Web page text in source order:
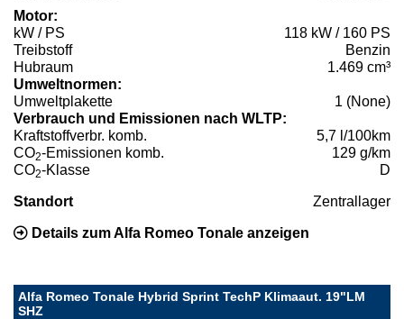
Motor:
kW / PS
118 kW / 160 PS
Treibstoff
Benzin
Hubraum
1.469 cm³
Umweltnormen:
Umweltplakette
1 (None)
Verbrauch und Emissionen nach WLTP:
Kraftstoffverbr. komb.
5,7 l/100km
CO2-Emissionen komb.
129 g/km
CO2-Klasse D
Standort Zentrallager
Details zum Alfa Romeo Tonale anzeigen
Alfa Romeo Tonale Hybrid Sprint TechP Klimaaut. 19"LM
SHZ